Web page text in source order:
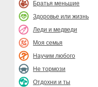
Братья меньшие
Здоровье или жизнь
Леди и медведи
Моя семья
Научим любого
Не тормози
Отдохни и ты